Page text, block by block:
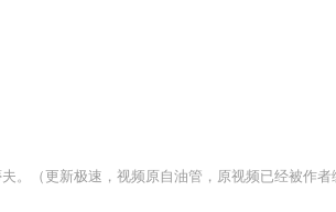
。（更新极速，视频原自油管，原视频已经被作者